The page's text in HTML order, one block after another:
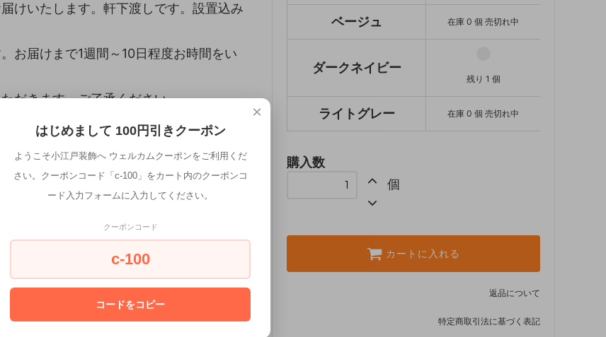
ベージュ 在庫 0 個 売切れ中
ダークネイビー
残り 1 個
ライトグレー 在庫 0 個 売切れ中
購入数
個
カートに入れる
返品について
特定商取引法に基づく表記
けいたします。軒下渡しです。設置込み
お届けまで1週間～10日程度お時間をい
だきます。ご了承ください。
ャンセル・交換はお受けできません。ご
ご利用になれません。ご了承ください。
レジットカード以外をご選択の場合は、
ご了承ください。
置きが可能です。(決済が完了している
合、取り置き中のキャンセル、商品の
が、こちらの使用品は対象外となりま
×
はじめまして 100円引きクーポン
ようこそ小江戸装飾へ ウェルカムクーポンをご利用くだ
さい。クーポンコード「c-100」をカート内のクーポンコ
ード入力フォームに入力してください。
クーポンコード
c-100
コードをコピー